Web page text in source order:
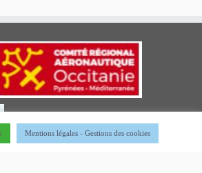
Mentions légales - Gestions des cookies